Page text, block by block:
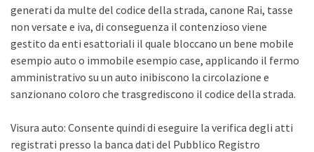
generati da multe del codice della strada, canone Rai, tasse
non versate e iva, di conseguenza il contenzioso viene
gestito da enti esattoriali il quale bloccano un bene mobile
esempio auto o immobile esempio case, applicando il fermo
amministrativo su un auto inibiscono la circolazione e
sanzionano coloro che trasgrediscono il codice della strada.
Visura auto: Consente quindi di eseguire la verifica degli atti
registrati presso la banca dati del Pubblico Registro